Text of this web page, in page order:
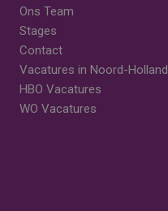
Ons Team
Stages
Contact
Vacatures in Noord-Holland
HBO Vacatures
WO Vacatures